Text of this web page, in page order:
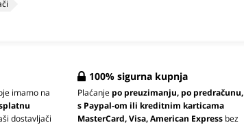
imamo na
dostavljači
100% sigurna kupnja
Plaćanje po preuzimanju, po predračunu,
s Paypal-om ili kreditnim karticama
MasterCard, Visa, American Express bez